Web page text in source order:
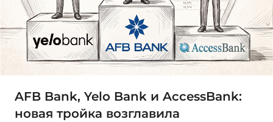
AFB Bank, Yelo Bank и AccessBank:
новая тройка возглавила